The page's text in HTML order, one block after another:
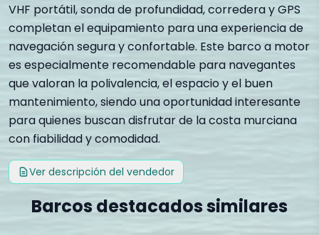
VHF portátil, sonda de profundidad, corredera y GPS
completan el equipamiento para una experiencia de
navegación segura y confortable. Este barco a motor
es especialmente recomendable para navegantes
que valoran la polivalencia, el espacio y el buen
mantenimiento, siendo una oportunidad interesante
para quienes buscan disfrutar de la costa murciana
con fiabilidad y comodidad.
Ver descripción del vendedor
Barcos destacados similares